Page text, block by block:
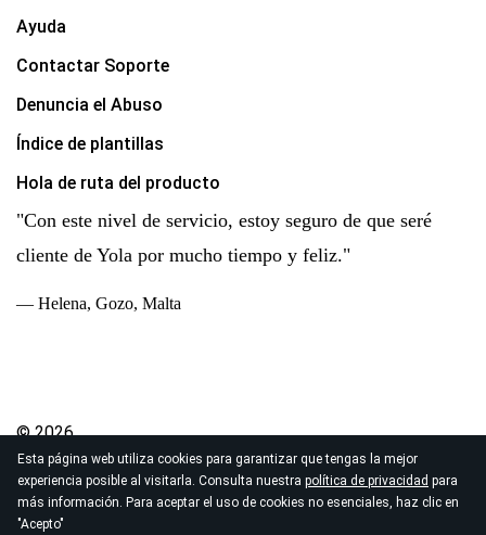
Esta página web utiliza cookies para garantizar que tengas la mejor
experiencia posible al visitarla. Consulta nuestra política de privacidad para
más información. Para aceptar el uso de cookies no esenciales, haz clic en
"Acepto"
Ayuda
Contactar Soporte
Denuncia el Abuso
Índice de plantillas
Hola de ruta del producto
"Con este nivel de servicio, estoy seguro de que seré
cliente de Yola por mucho tiempo y feliz."
— Helena, Gozo, Malta
© 2026
Derechos de autor Yola Inc. Todos los derechos
reservados.
Política de Privacidad